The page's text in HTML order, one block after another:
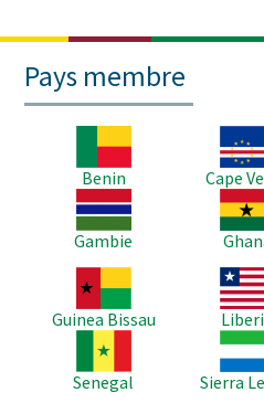
Pays membre
Benin
Image
Cape
Image
Gambie
Image
Image
Guinea Bissau
Image
Senegal
Image
Sierra